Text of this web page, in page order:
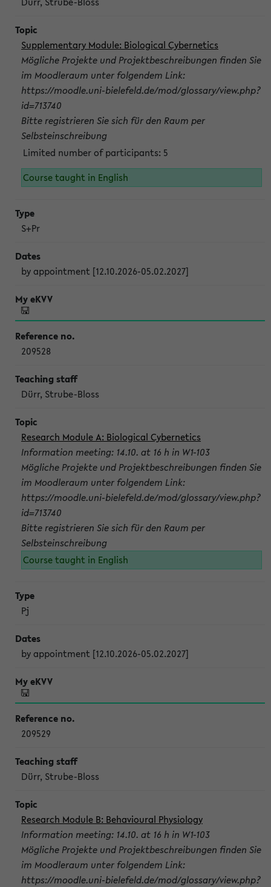
Supplementary Module: Biological Cybernetics
Mögliche Projekte und Projektbeschreibungen finden Sie
im Moodleraum unter folgendem Link:
https://moodle.uni-bielefeld.de/mod/glossary/view.php?
id=713740
Bitte registrieren Sie sich für den Raum per
Selbsteinschreibung
Limited number of participants: 5
Course taught in English
S+Pr
by appointment [12.10.2026-05.02.2027]
209528
Dürr, Strube-Bloss
Research Module A: Biological Cybernetics
Information meeting: 14.10. at 16 h in W1-103
Mögliche Projekte und Projektbeschreibungen finden Sie
im Moodleraum unter folgendem Link:
https://moodle.uni-bielefeld.de/mod/glossary/view.php?
id=713740
Bitte registrieren Sie sich für den Raum per
Selbsteinschreibung
Course taught in English
Pj
by appointment [12.10.2026-05.02.2027]
209529
Dürr, Strube-Bloss
Research Module B: Behavioural Physiology
Information meeting: 14.10. at 16 h in W1-103
Mögliche Projekte und Projektbeschreibungen finden Sie
im Moodleraum unter folgendem Link:
https://moodle.uni-bielefeld.de/mod/glossary/view.php?